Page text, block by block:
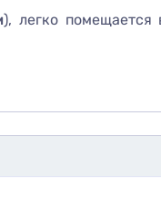
), легко